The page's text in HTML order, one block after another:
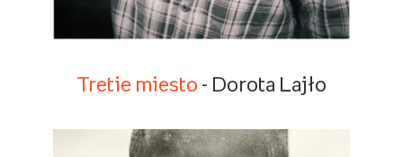
Tretie miesto - Dorota Lajło